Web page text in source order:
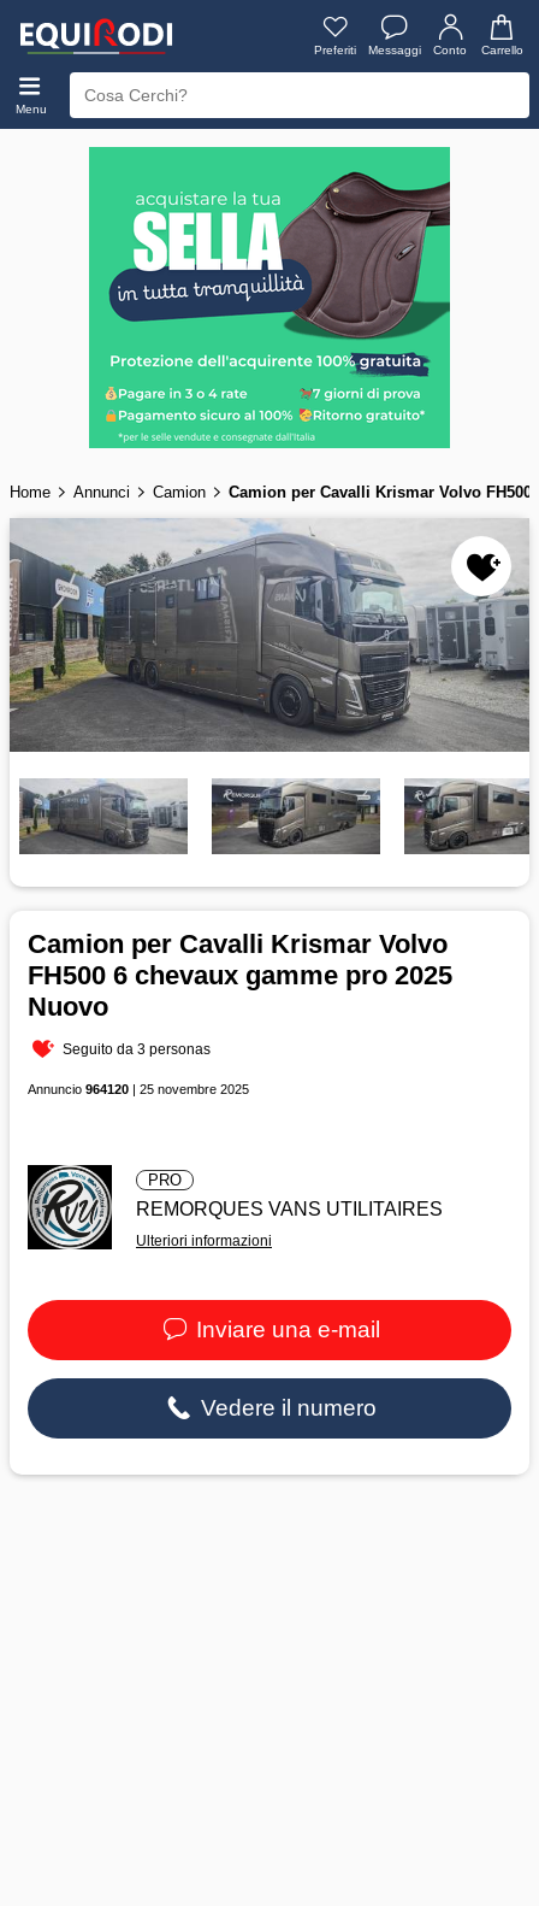
Preferiti Messaggi Conto Carrello
Menu
Home Annunci Camion Camion per Cavalli Krismar Volvo
Camion per Cavalli Krismar Volvo
FH500 6 chevaux gamme pro 2025
Nuovo
Seguito da 3 personas
Annuncio 964120 | 25 novembre 2025
PRO
REMORQUES VANS UTILITAIRES
Ulteriori informazioni
Inviare una e-mail
Vedere il numero